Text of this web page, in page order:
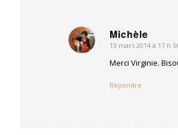
Michèle
dit
13 mars 2014 à 17 h
Merci Virginie.
Répondre